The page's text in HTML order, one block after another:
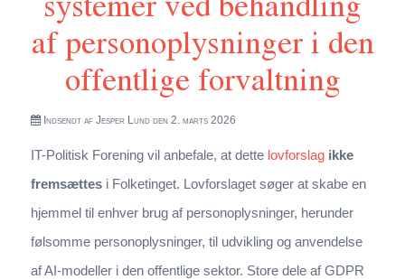
af personoplysninger i den
offentlige forvaltning
Indsendt af Jesper Lundden 2. marts 2026
IT-Politisk Forening vil anbefale, at dette lovforslag ikke
fremsættesi Folketinget. Lovforslaget søger at skabe en
hjemmel til enhver brug af personoplysninger, herunder
følsomme personoplysninger, til udvikling og anvendelse
af AI-modeller i den offentlige sektor. Store dele af GDPR